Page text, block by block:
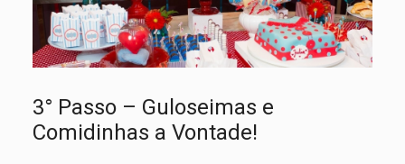
3° Passo – Guloseimas e
Comidinhas a Vontade!